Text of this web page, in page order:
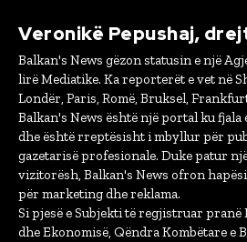
Veronikë Pepushaj,
Balkan's News gëzon statusin e një
lirë Mediatike. Ka reporterët e vet në
Londër, Paris, Romë, Bruksel,
Balkan's News është një portal ku
dhe është rreptësisht i mbyllur për
gazetarisë profesionale. Duke patur
vizitorësh, Balkan's News ofron
për marketing dhe reklama.
Si pjesë e Subjekti të regjistruar
dhe Ekonomisë, Qëndra Kombëtare e